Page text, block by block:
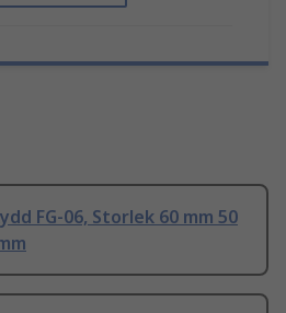
FG-06, Storlek 60 mm 50